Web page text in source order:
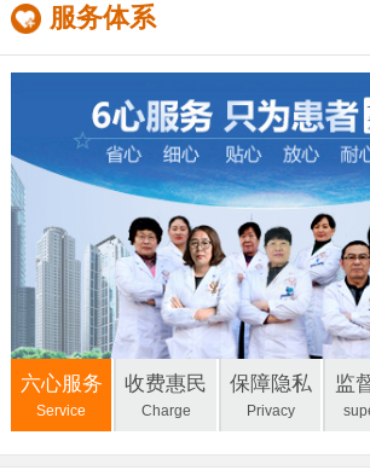
服务体系
六心服务
Service
收费惠民
Charge
保障隐私
Privacy
监